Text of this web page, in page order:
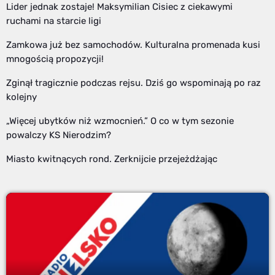
Lider jednak zostaje! Maksymilian Cisiec z ciekawymi
ruchami na starcie ligi
Zamkowa już bez samochodów. Kulturalna promenada kusi
mnogością propozycji!
Zginął tragicznie podczas rejsu. Dziś go wspominają po raz
kolejny
„Więcej ubytków niż wzmocnień.” O co w tym sezonie
powalczy KS Nierodzim?
Miasto kwitnących rond. Zerknijcie przejeżdżając